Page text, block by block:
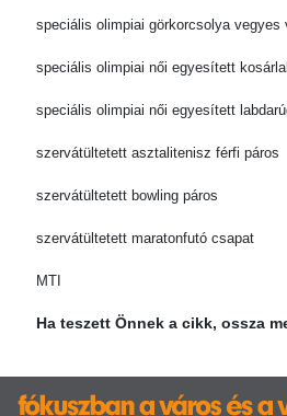
speciális olimpiai görkorcsolya vegyes
speciális olimpiai női egyesített
speciális olimpiai női egyesített
szervátültetett asztalitenisz férfi páros
szervátültetett bowling páros
szervátültetett maratonfutó csapat
MTI
Ha teszett Önnek a cikk, ossza